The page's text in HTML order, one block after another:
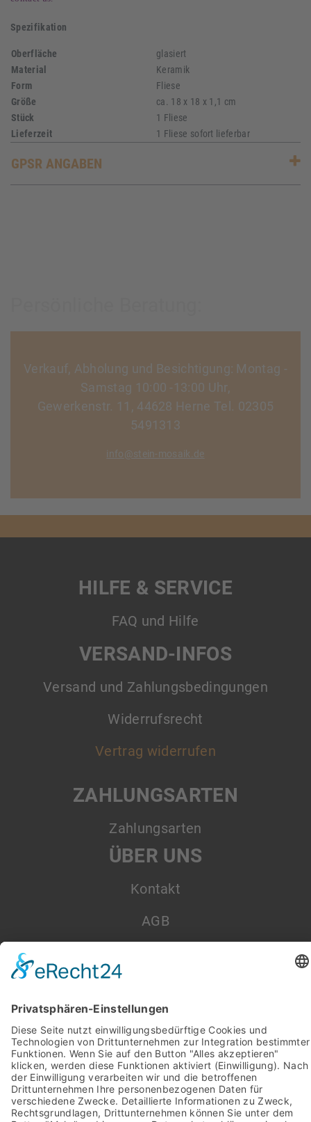
Spezifikation
Oberfläche
glasiert
Material
Keramik
Form
Fliese
Größe
ca. 18 x 18 x 1,1 cm
Stück
1 Fliese
Lieferzeit
1 Fliese sofort lieferbar
GPSR ANGABEN
Verkauf, Abholung und Besichtigung: Montag -
Samstag 10:00 -13:00 Uhr,
Gewerkenstr. 11, 44628 Herne Tel. 02305
5491313
info@stein-mosaik.de
HILFE & SERVICE
FAQ und Hilfe
VERSAND-INFOS
Versand und Zahlungsbedingungen
Widerrufsrecht
Vertrag widerrufen
ZAHLUNGSARTEN
Zahlungsarten
ÜBER UNS
Kontakt
AGB